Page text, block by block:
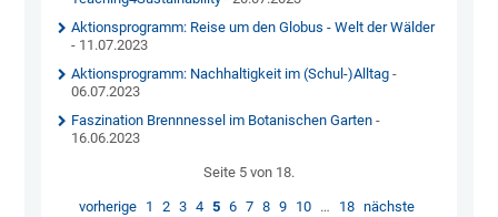
Aktionsprogramm: Reise um den Globus - Welt der Wälder
- 11.07.2023
Aktionsprogramm: Nachhaltigkeit im (Schul-)Alltag -
06.07.2023
Faszination Brennnessel im Botanischen Garten -
16.06.2023
Seite 5 von 18.
vorherige 1 2 3 4 5 6 7 8 9 10 … 18 nächste